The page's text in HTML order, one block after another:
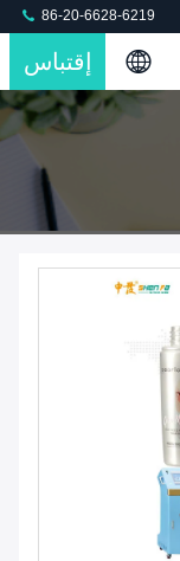
86-20-6628-6219
إقتباس